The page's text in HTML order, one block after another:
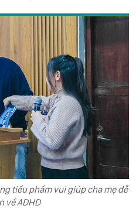
tiểu phẩm vui giúp cha mẹ dễ
về ADHD